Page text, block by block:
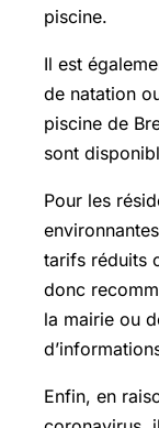
piscine.
Il est
de natation
piscine de
sont
Pour les
tarifs réduits
donc
la mairie ou
Enfin, en